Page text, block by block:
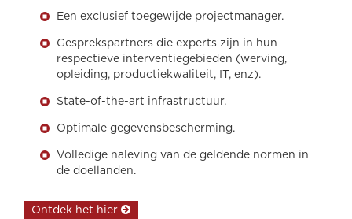
Een exclusief toegewijde projectmanager.
Gesprekspartners die experts zijn in hun
respectieve interventiegebieden (werving,
opleiding, productiekwaliteit, IT, enz).
State-of-the-art infrastructuur.
Optimale gegevensbescherming.
Volledige naleving van de geldende normen in
de doellanden.
Ontdek het hier